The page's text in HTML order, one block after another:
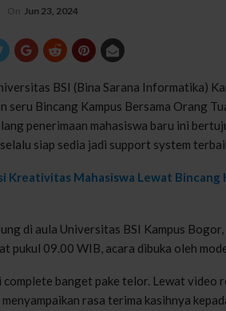
On Jun 23, 2024
BSI (Bina Sarana Informatika)
seru Bincang Kampus Bersama Orang
penerimaan mahasiswa baru ini
siap sedia jadi support system
Kreativitas Mahasiswa Lewat Bincang
di aula Universitas BSI Kampus
pukul 09.00 WIB, acara dibuka oleh
complete banget pake telor. Lewat
rasa terima kasihnya